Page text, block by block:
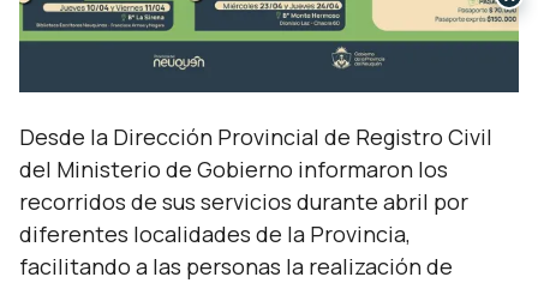
Desde la Dirección Provincial de Registro Civil
del Ministerio de Gobierno informaron los
recorridos de sus servicios durante abril por
diferentes localidades de la Provincia,
facilitando a las personas la realización de